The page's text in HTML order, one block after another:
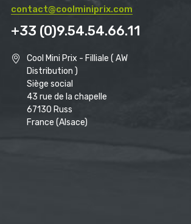
contact@coolminiprix.com
+33 (0)9.54.54.66.11
Cool Mini Prix - Filliale ( AW
Distribution )
Siège social
43 rue de la chapelle
67130 Russ
France (Alsace)